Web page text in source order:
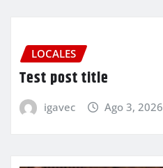
LOCALES
Test post title
igavec Ago 3, 2026